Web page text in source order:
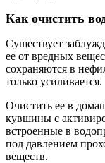
Как очистить
Существует
ее от вредных
сохраняются в
только усиливается.
Очистить ее в
кувшины с
встроенные в
под давлением
веществ.